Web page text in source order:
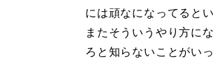
には頑なになってると
またそういうやり方に
ろと知らないことがい